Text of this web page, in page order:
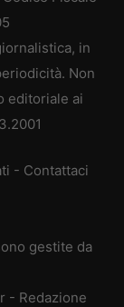
in
Non
editoriale ai
- Contattaci
gestite da
- Redazione